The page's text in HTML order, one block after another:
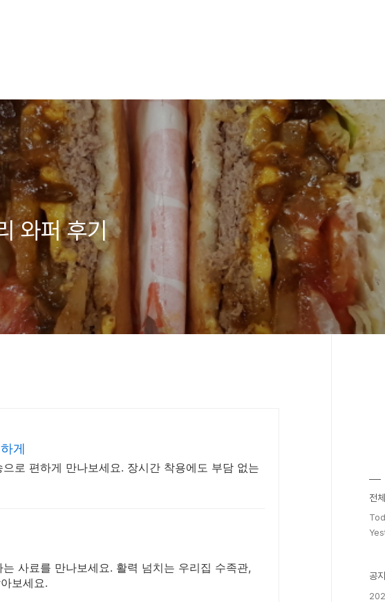
와퍼 후기
게
로 편하게 만나보세요. 장시간 착용에도 부담 없는
사료를 만나보세요. 활력 넘치는 우리집 수족관,
보세요.
전
공